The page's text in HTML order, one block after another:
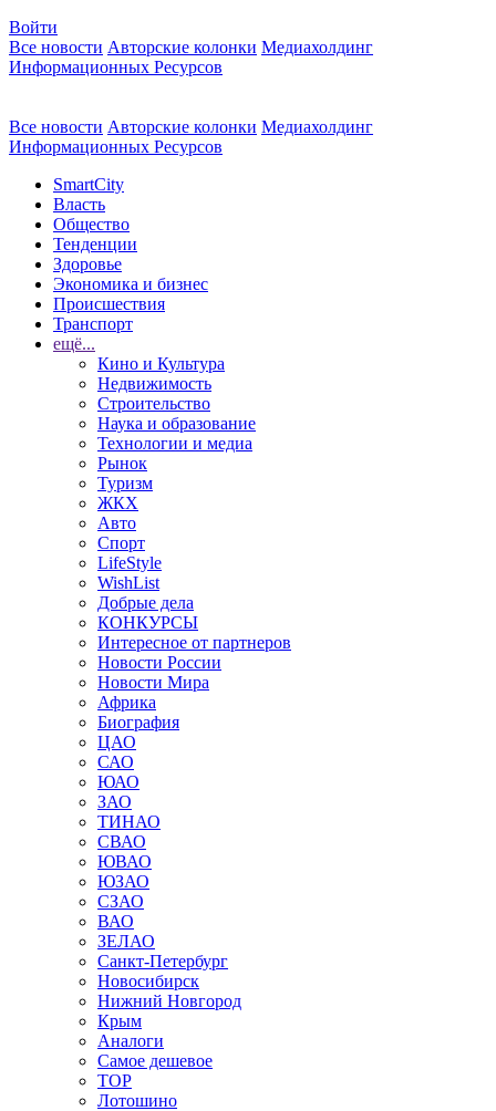
Войти
Все новости Авторские колонки Медиахолдинг
Информационных Ресурсов
Все новости Авторские колонки Медиахолдинг
Информационных Ресурсов
SmartCity
Власть
Общество
Тенденции
Здоровье
Экономика и бизнес
Происшествия
Транспорт
ещё...
Кино и Культура
Недвижимость
Строительство
Наука и образование
Технологии и медиа
Рынок
Туризм
ЖКХ
Авто
Спорт
LifeStyle
WishList
Добрые дела
КОНКУРСЫ
Интересное от партнеров
Новости России
Новости Мира
Африка
Биография
ЦАО
САО
ЮАО
ЗАО
ТИНАО
СВАО
ЮВАО
ЮЗАО
СЗАО
ВАО
ЗЕЛАО
Санкт-Петербург
Новосибирск
Нижний Новгород
Крым
Аналоги
Самое дешевое
TOP
Лотошино